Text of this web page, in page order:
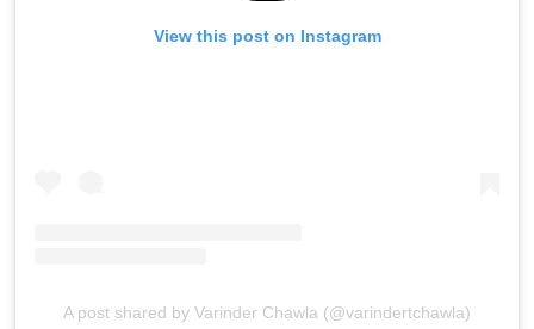
View this post on Instagram
A post shared by Varinder Chawla (@varindertchawla)